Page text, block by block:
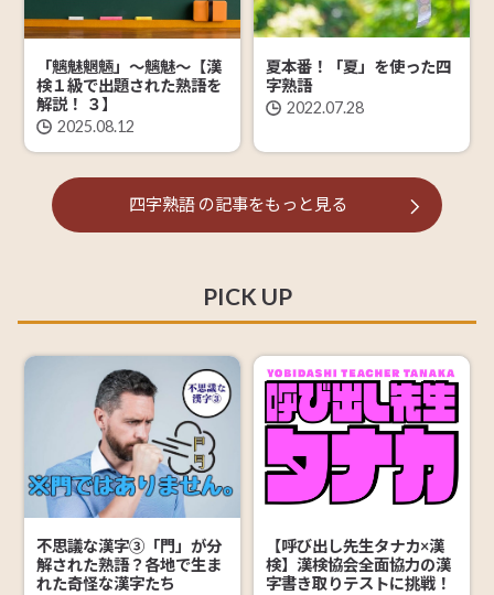
「魑魅魍魎」～魑魅～【漢
検１級で出題された熟語を
解説！ ３】
2025.08.12
夏本番！「夏」を使った四
字熟語
2022.07.28
四字熟語 の記事をもっと見る
PICK UP
不思議な漢字③「門」が分
解された熟語？各地で生ま
れた奇怪な漢字たち
【呼び出し先生タナカ×漢
検】漢検協会全面協力の漢
字書き取りテストに挑戦！